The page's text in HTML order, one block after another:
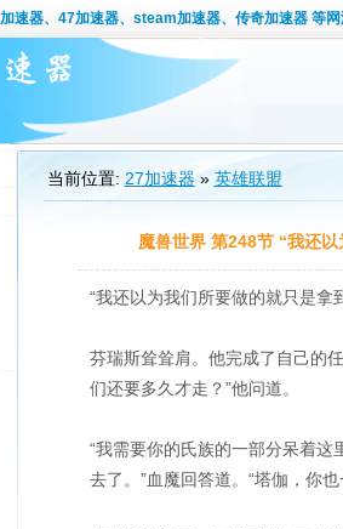
速器、47加速器、steam加速器、传奇加速器 等
当前位置: 27加速器» 英雄联盟
魔兽世界 第248节 “我还
“我还以为我们所要做的就只是拿
芬瑞斯耸耸肩。他完成了自己的
们还要多久才走？”他问道。
“我需要你的氏族的一部分呆着
去了。”血魔回答道。“塔伽，你